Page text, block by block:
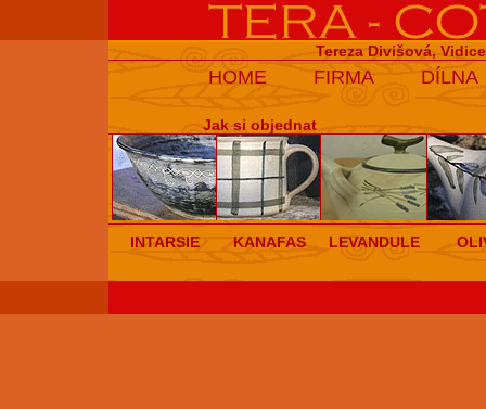
Tereza Divišová,
HOME FIRMA DÍLNA
Jak si objednat
INTARSIE KANAFAS LEVANDULE